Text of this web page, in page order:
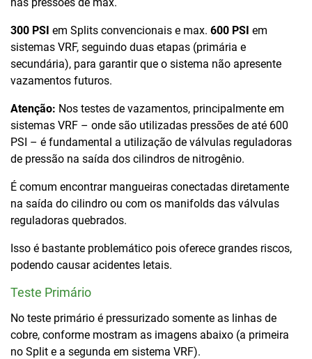
300 PSI em Splits convencionais e max. 600 PSI em
sistemas VRF, seguindo duas etapas (primária e
secundária), para garantir que o sistema não apresente
vazamentos futuros.
Atenção: Nos testes de vazamentos, principalmente em
sistemas VRF – onde são utilizadas pressões de até 600
PSI – é fundamental a utilização de válvulas reguladoras
de pressão na saída dos cilindros de nitrogênio.
É comum encontrar mangueiras conectadas diretamente
na saída do cilindro ou com os manifolds das válvulas
reguladoras quebrados.
Isso é bastante problemático pois oferece grandes riscos,
podendo causar acidentes letais.
Teste Primário
No teste primário é pressurizado somente as linhas de
cobre, conforme mostram as imagens abaixo (a primeira
no Split e a segunda em sistema VRF).